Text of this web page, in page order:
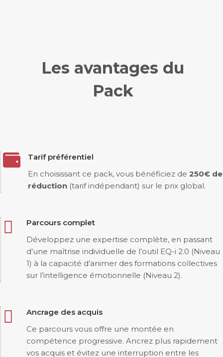
Les avantages du
Pack

Tarif préférentiel
En choisissant ce pack, vous bénéficiez de 250€ de
réduction (tarif indépendant) sur le prix global.

Parcours complet
Développez une expertise complète, en passant
d’une maîtrise individuelle de l’outil EQ-i 2.0 (Niveau
1) à la capacité d’animer des formations collectives
sur l’intelligence émotionnelle (Niveau 2).

Ancrage des acquis
Ce parcours vous offre une montée en
compétence progressive. Ancrez plus rapidement
vos acquis et évitez une interruption entre les